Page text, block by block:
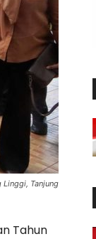
Linggi, Tanjung
Tahun